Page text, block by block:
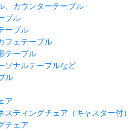
、カウンターテーブル
ブル
ーブル
フェテーブル
テーブル
ソナルテーブルなど
ル
ア
スティングチェア（キャスター付）
チェア